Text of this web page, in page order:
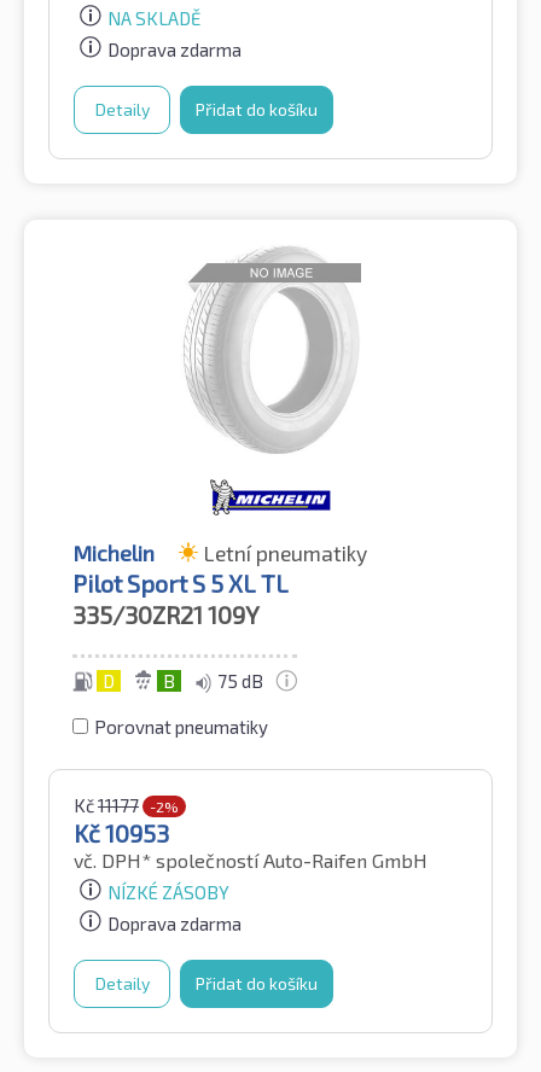
NA SKLADĚ
Doprava zdarma
Detaily Přidat do košíku
Michelin Letní pneumatiky
Pilot Sport S 5 XL TL
335/30ZR21 109Y
D B 75 dB
Porovnat pneumatiky
Kč11177 -2%
Kč10953
vč. DPH* společností Auto-Raifen GmbH
NÍZKÉ ZÁSOBY
Doprava zdarma
Detaily Přidat do košíku